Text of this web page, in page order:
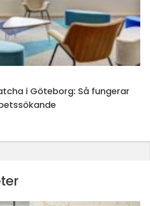
i Göteborg: Så fungerar